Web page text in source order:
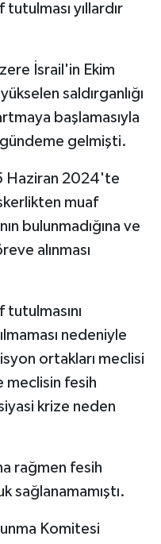
yıllardır
İsrail'in Ekim
saldırganlığı
başlamasıyla
gündeme gelmişti.
Haziran 2024'te
muaf
bulunmadığına ve
alınması
nedeniyle
ortakları meclisi
meclisin fesih
krize neden
rağmen fesih
sağlanamamıştı.
Komitesi